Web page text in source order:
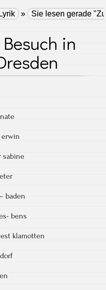
» Sie lesen gerade
in
sabine
baden
bens
klamotten